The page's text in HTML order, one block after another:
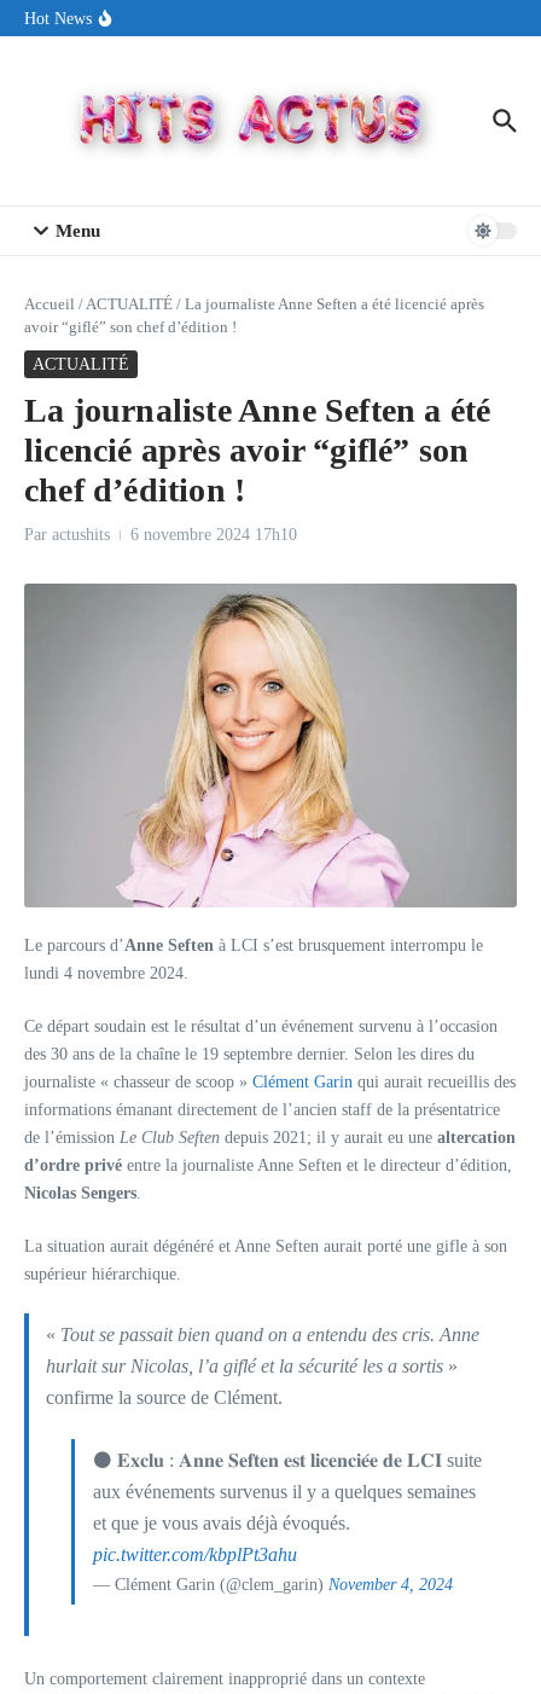
Aller au contenu
Hot News
« New Day »
Menu
Accueil /ACTUALITÉ / La journaliste Anne Seften a été licencié après
avoir “giflé” son chef d’édition !
ACTUALITÉ
La journaliste Anne Seften a été
licencié après avoir “giflé” son
chef d’édition !
Par actushits 6 novembre 2024 17h10
Le parcours d’Anne Seften à LCI s’est brusquement interrompu le
lundi 4 novembre 2024.
Ce départ soudain est le résultat d’un événement survenu à l’occasion
des 30 ans de la chaîne le 19 septembre dernier. Selon les dires du
journaliste « chasseur de scoop » Clément Garin qui aurait recueillis des
informations émanant directement de l’ancien staff de la présentatrice
de l’émission Le Club Seften depuis 2021; il y aurait eu une altercation
d’ordre privé entre la journaliste Anne Seften et le directeur d’édition,
Nicolas Sengers
La situation aurait dégénéré et Anne Seften aurait porté une gifle à son
supérieur hiérarchique.
« Tout se passait bien quand on a entendu des cris. Anne
hurlait sur Nicolas, l’a giflé et la sécurité les a sortis»
confirme la source de Clément.
⚫️ 𝐄𝐱𝐜𝐥𝐮 : 𝐀𝐧𝐧𝐞 𝐒𝐞𝐟𝐭𝐞𝐧 𝐞𝐬𝐭 𝐥𝐢𝐜𝐞𝐧𝐜𝐢𝐞́𝐞 𝐝𝐞 𝐋𝐂𝐈 suite
aux événements survenus il y a quelques semaines
et que je vous avais déjà évoqués.
pic.twitter.com/kbplPt3ahu
— Clément Garin (@clem_garin) November 4, 2024
Un comportement clairement inapproprié dans un contexte